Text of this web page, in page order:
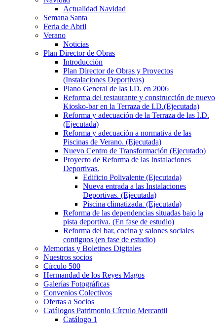
Actualidad Navidad
Semana Santa
Feria de Abril
Verano
Noticias
Plan Director de Obras
Introducción
Plan Director de Obras y Proyectos
(Instalaciones Deportivas)
Plano General de las I.D. en 2006
Reforma del restaurante y construcción de nuevo
Kiosko-bar en la Terraza de I.D.(Ejecutada)
Reforma y adecuación de la Terraza de las I.D.
(Ejecutada)
Reforma y adecuación a normativa de las
Piscinas de Verano. (Ejecutada)
Nuevo Centro de Transformación (Ejecutado)
Proyecto de Reforma de las Instalaciones
Deportivas.
Edificio Polivalente (Ejecutada)
Nueva entrada a las Instalaciones
Deportivas. (Ejecutada)
Piscina climatizada. (Ejecutada)
Reforma de las dependencias situadas bajo la
pista deportiva. (En fase de estudio)
Reforma del bar, cocina y salones sociales
contiguos (en fase de estudio)
Memorias y Boletines Digitales
Nuestros socios
Círculo 500
Hermandad de los Reyes Magos
Galerías Fotográficas
Convenios Colectivos
Ofertas a Socios
Catálogos Patrimonio Círculo Mercantil
Catálogo 1